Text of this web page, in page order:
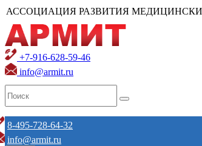
АССОЦИАЦИЯ РАЗВИТИЯ
+7-916-628-59-46
info@armit.ru
8-495-728-64-32
info@armit.ru